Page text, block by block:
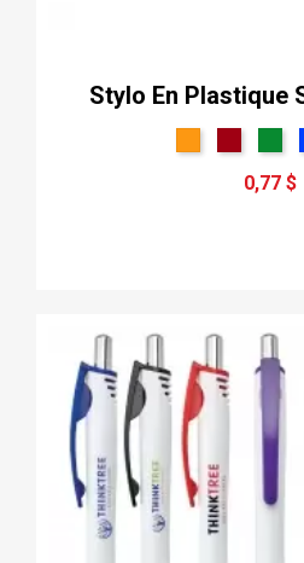
Stylo En Plastique
0,77 $